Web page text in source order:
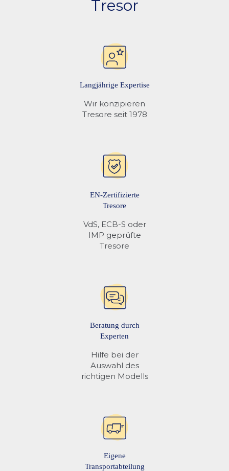
Mehr Informationen finden Sie unter Tresor Schlösser
Tresor
Langjährige Expertise
Wir konzipieren
Tresore seit 1978
EN-Zertifizierte
Tresore
VdS, ECB-S oder
IMP geprüfte
Tresore
Beratung durch
Experten
Hilfe bei der
Auswahl des
richtigen Modells
Eigene
Transportabteilung